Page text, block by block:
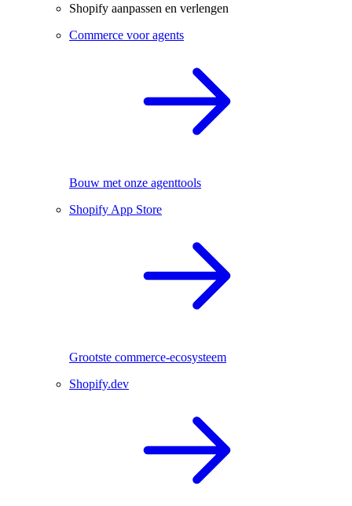
Shopify aanpassen en verlengen
Commerce voor agents
Bouw met onze agenttools
Shopify App Store
Grootste commerce-ecosysteem
Shopify.dev